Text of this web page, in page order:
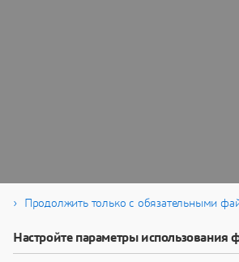
Продолжить только с обязательными
Настройте параметры использования